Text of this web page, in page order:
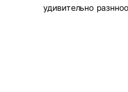
удивительно